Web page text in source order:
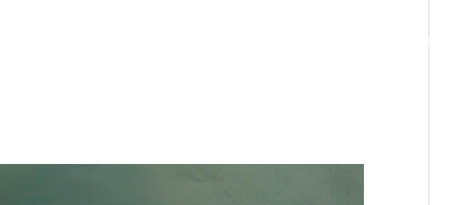
Nos Adhérents